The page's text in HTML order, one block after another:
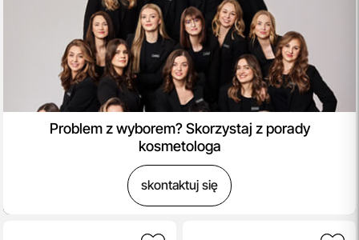
Problem z wyborem? Skorzystaj z porady
kosmetologa
skontaktuj się